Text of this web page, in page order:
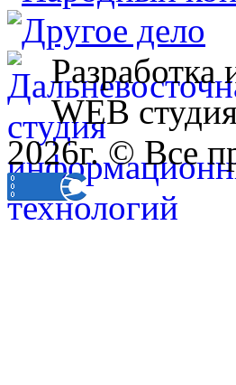
Разработка
WEB
2026г. © Все